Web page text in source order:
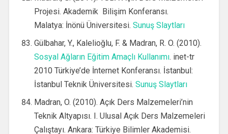
Projesi. Akademik Bilişim Konferansı.
Malatya: İnönü Üniversitesi. Sunuş Slaytları
Gülbahar, Y., Kalelioğlu, F. & Madran, R. O. (2010).
Sosyal Ağların Eğitim Amaçlı Kullanımı. inet-tr
2010 Türkiye’de İnternet Konferansı. İstanbul:
İstanbul Teknik Üniversitesi. Sunuş Slaytları
Madran, O. (2010). Açık Ders Malzemeleri’nin
Teknik Altyapısı. I. Ulusal Açık Ders Malzemeleri
Çalıştayı. Ankara: Türkiye Bilimler Akademisi.